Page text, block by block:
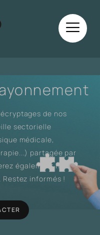
de nos
sectorielle
médicale,
partagée par
également nos
informés !